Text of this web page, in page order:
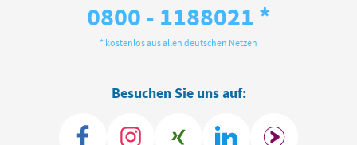
0800 - 1188021 *
* kostenlos aus allen deutschen Netzen
Besuchen Sie uns auf: